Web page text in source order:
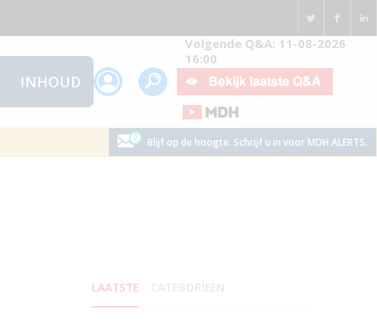
INHOUD
Volgende Q&A: 11-08-2026
16:00
Blijf op de hoogte. Schrijf u in voor MDH ALERTS.
LAATSTE